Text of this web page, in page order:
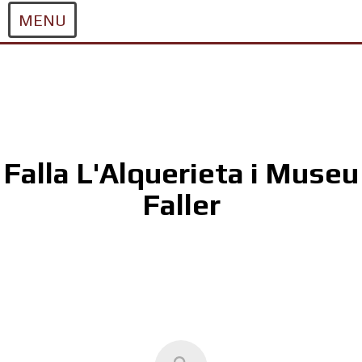
MENU
Falla L'Alquerieta i Museu
Faller